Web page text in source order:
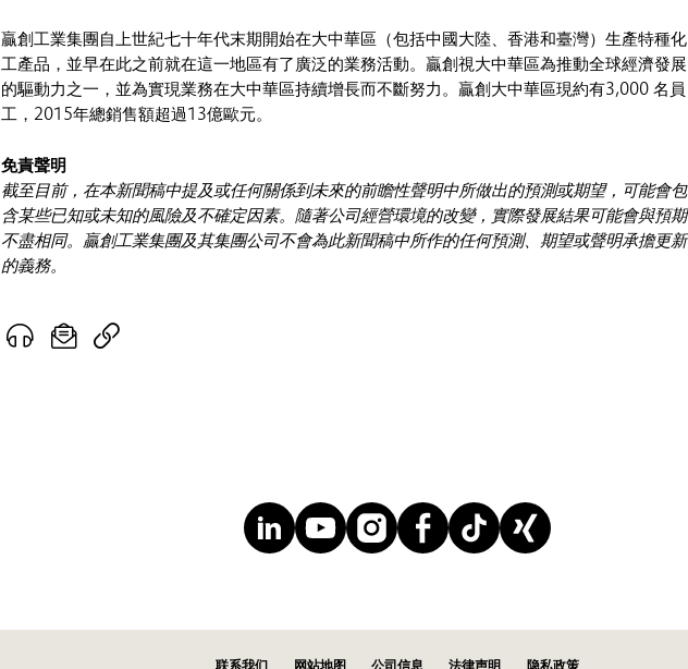
贏創工業集團自上世紀七十年代末期開始在大中華區（包括中國大陸、香港和臺灣）生產特種化
工產品，並早在此之前就在這一地區有了廣泛的業務活動。贏創視大中華區為推動全球經濟發展
的驅動力之一，並為實現業務在大中華區持續增長而不斷努力。贏創大中華區現約有3,000 名員
工，2015年總銷售額超過13億歐元。
免責聲明
截至目前，在本新聞稿中提及或任何關係到未來的前瞻性聲明中所做出的預測或期望，可能會包
含某些已知或未知的風險及不確定因素。隨著公司經營環境的改變，實際發展結果可能會與預期
不盡相同。贏創工業集團及其集團公司不會為此新聞稿中所作的任何預測、期望或聲明承擔更新
的義務。
联系我们 网站地图 公司信息 法律声明 隐私政策